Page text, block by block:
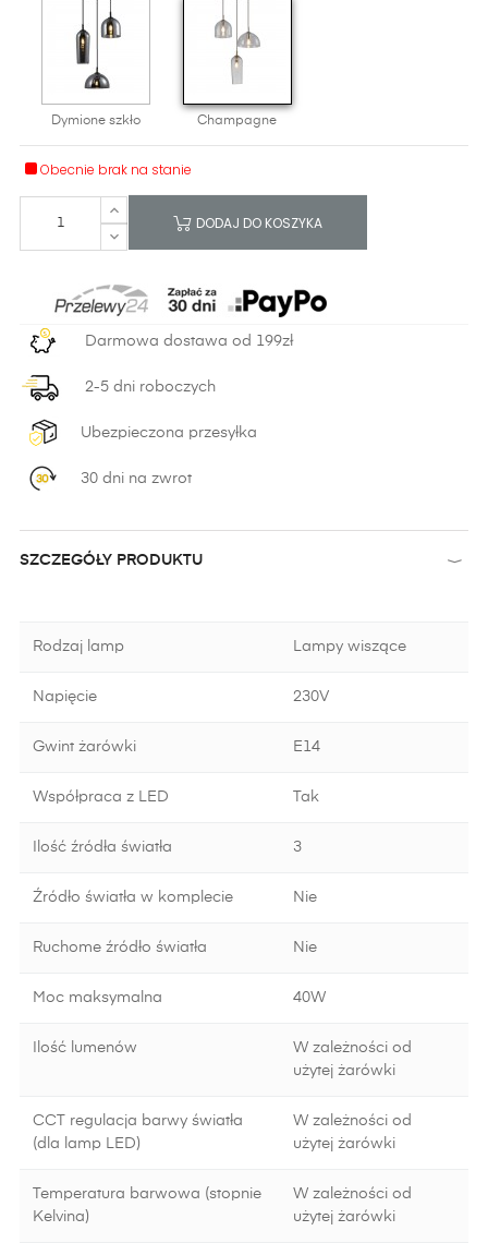
Dymione szkło Champagne
Obecnie brak na stanie
DODAJ DO KOSZYKA
Darmowa dostawa od 199zł
2-5 dni roboczych
Ubezpieczona przesyłka
30 dni na zwrot
SZCZEGÓŁY PRODUKTU
Rodzaj lamp Lampy wiszące
Napięcie 230V
Gwint żarówki E14
Współpraca z LED Tak
Ilość źródła światła 3
Źródło światła w komplecie Nie
Ruchome źródło światła Nie
Moc maksymalna 40W
Ilość lumenów
W zależności od
użytej żarówki
CCT regulacja barwy światła
(dla lamp LED)
W zależności od
użytej żarówki
Temperatura barwowa (stopnie
Kelvina)
W zależności od
użytej żarówki